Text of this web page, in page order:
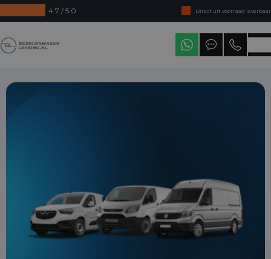
4.7 / 5.0
Direct uit voorraad leverbaar
Levering in heel Nederland